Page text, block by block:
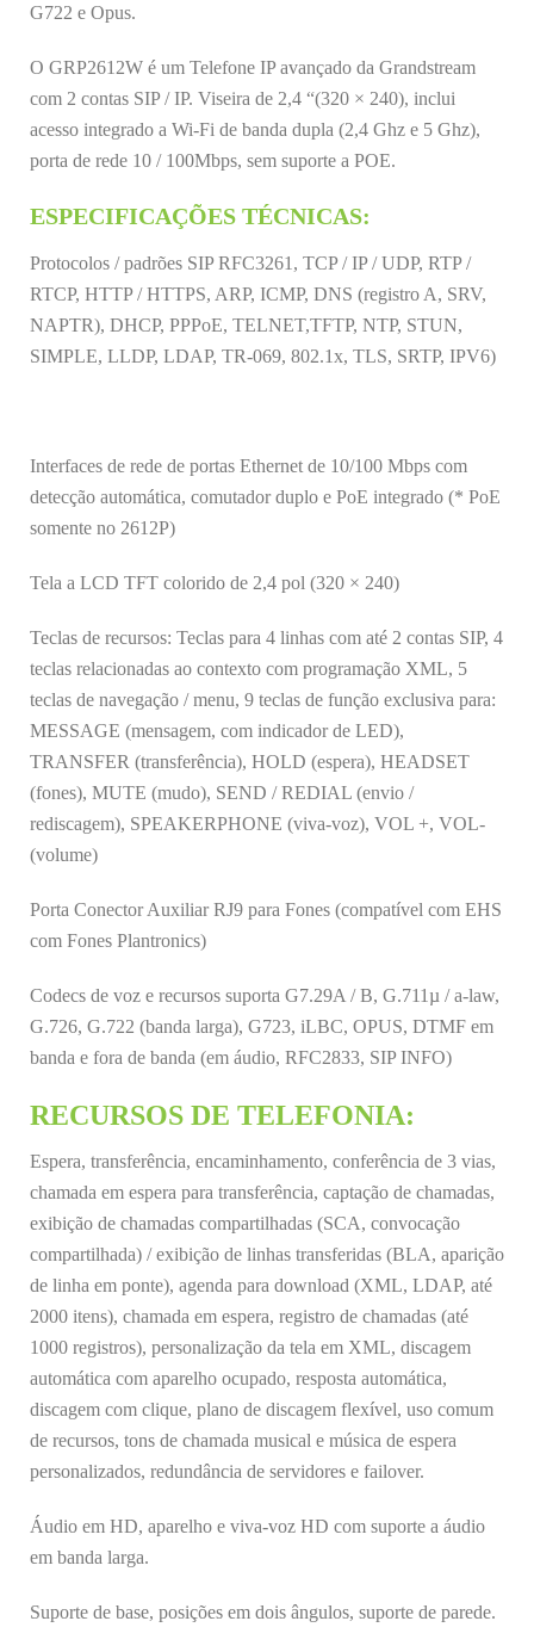
G722 e Opus.
O GRP2612W é um Telefone IP avançado da Grandstream
com 2 contas SIP / IP. Viseira de 2,4 “(320 × 240), inclui
acesso integrado a Wi-Fi de banda dupla (2,4 Ghz e 5 Ghz),
porta de rede 10 / 100Mbps, sem suporte a POE.
ESPECIFICAÇÕES TÉCNICAS:
Protocolos / padrões SIP RFC3261, TCP / IP / UDP, RTP /
RTCP, HTTP / HTTPS, ARP, ICMP, DNS (registro A, SRV,
NAPTR), DHCP, PPPoE, TELNET,TFTP, NTP, STUN,
SIMPLE, LLDP, LDAP, TR-069, 802.1x, TLS, SRTP, IPV6)
Interfaces de rede de portas Ethernet de 10/100 Mbps com
detecção automática, comutador duplo e PoE integrado (* PoE
somente no 2612P)
Tela a LCD TFT colorido de 2,4 pol (320 × 240)
Teclas de recursos: Teclas para 4 linhas com até 2 contas SIP, 4
teclas relacionadas ao contexto com programação XML, 5
teclas de navegação / menu, 9 teclas de função exclusiva para:
MESSAGE (mensagem, com indicador de LED),
TRANSFER (transferência), HOLD (espera), HEADSET
(fones), MUTE (mudo), SEND / REDIAL (envio /
rediscagem), SPEAKERPHONE (viva-voz), VOL +, VOL-
(volume)
Porta Conector Auxiliar RJ9 para Fones (compatível com EHS
com Fones Plantronics)
Codecs de voz e recursos suporta G7.29A / B, G.711µ / a-law,
G.726, G.722 (banda larga), G723, iLBC, OPUS, DTMF em
banda e fora de banda (em áudio, RFC2833, SIP INFO)
RECURSOS DE TELEFONIA:
Espera, transferência, encaminhamento, conferência de 3 vias,
chamada em espera para transferência, captação de chamadas,
exibição de chamadas compartilhadas (SCA, convocação
compartilhada) / exibição de linhas transferidas (BLA, aparição
de linha em ponte), agenda para download (XML, LDAP, até
2000 itens), chamada em espera, registro de chamadas (até
1000 registros), personalização da tela em XML, discagem
automática com aparelho ocupado, resposta automática,
discagem com clique, plano de discagem flexível, uso comum
de recursos, tons de chamada musical e música de espera
personalizados, redundância de servidores e failover.
Áudio em HD, aparelho e viva-voz HD com suporte a áudio
em banda larga.
Suporte de base, posições em dois ângulos, suporte de parede.